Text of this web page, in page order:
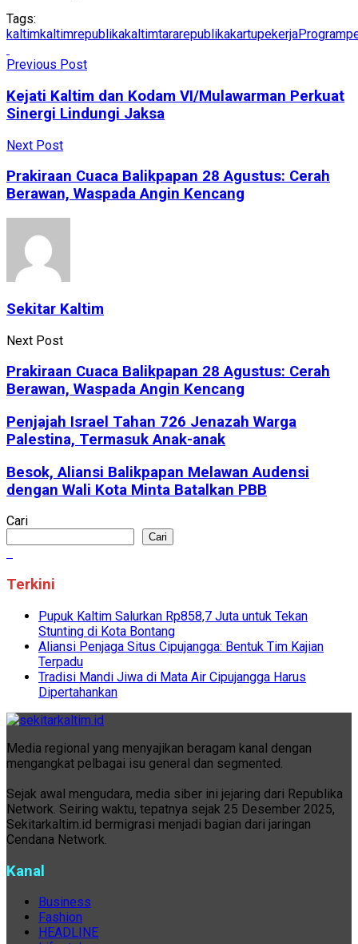
Tags:
kaltimkaltimrepublikakaltimtararepublikakartupekerja
Previous Post
Kejati Kaltim dan Kodam VI/Mulawarman Perkuat
Sinergi Lindungi Jaksa
Next Post
Prakiraan Cuaca Balikpapan 28 Agustus: Cerah
Berawan, Waspada Angin Kencang
Sekitar Kaltim
Next Post
Prakiraan Cuaca Balikpapan 28 Agustus: Cerah
Berawan, Waspada Angin Kencang
Penjajah Israel Tahan 726 Jenazah Warga
Palestina, Termasuk Anak-anak
Besok, Aliansi Balikpapan Melawan Audensi
dengan Wali Kota Minta Batalkan PBB
Cari
Cari
Terkini
Pupuk Kaltim Salurkan Rp858,7 Juta untuk Tekan
Stunting di Kota Bontang
Aliansi Penjaga Situs Cipujangga: Bentuk Tim Kajian
Terpadu
Tradisi Mandi Jiwa di Mata Air Cipujangga Harus
Dipertahankan
Media regional yang menyajikan beragam kanal dengan
mengangkat pelbagai isu general dan segmented.
Sejak awal mengudara, media siber ini jejaring dari Republika
Network. Seiring waktu, tepatnya sejak 25 Desember 2025,
Sekitarkaltim.id bermigrasi menjadi bagian dari jaringan
Cendana Network.
Kanal
Business
Fashion
HEADLINE